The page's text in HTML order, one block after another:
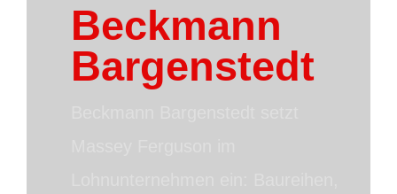
Beckmann
Bargenstedt